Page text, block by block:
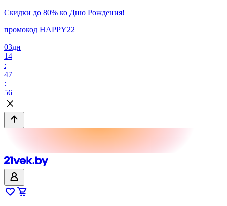
Скидки до 80% ко Дню Рождения!
промокод HAPPY22
03дн
14
:
47
:
56